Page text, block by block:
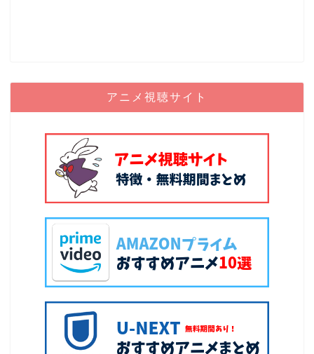
アニメ視聴サイト